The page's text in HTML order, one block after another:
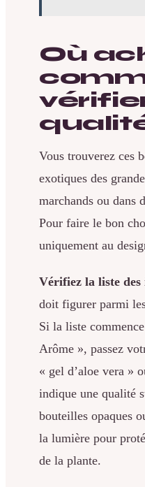
Où
Vous trouverez ces
exotiques des
marchands ou dans
Pour faire le bon
uniquement au
Vérifiez la liste des
doit figurer parmi
Si la liste
Arôme », passez
« gel d’aloe vera »
indique une qualité
bouteilles opaques
la lumière pour
de la plante.